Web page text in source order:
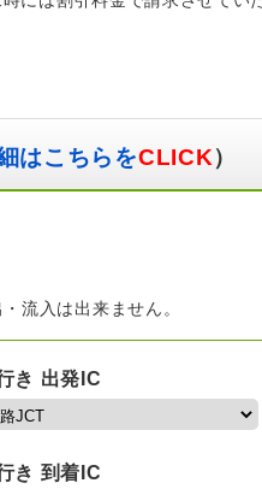
はこちらをCLICK）
流入は出来ません。
き 出発IC
き 到着IC